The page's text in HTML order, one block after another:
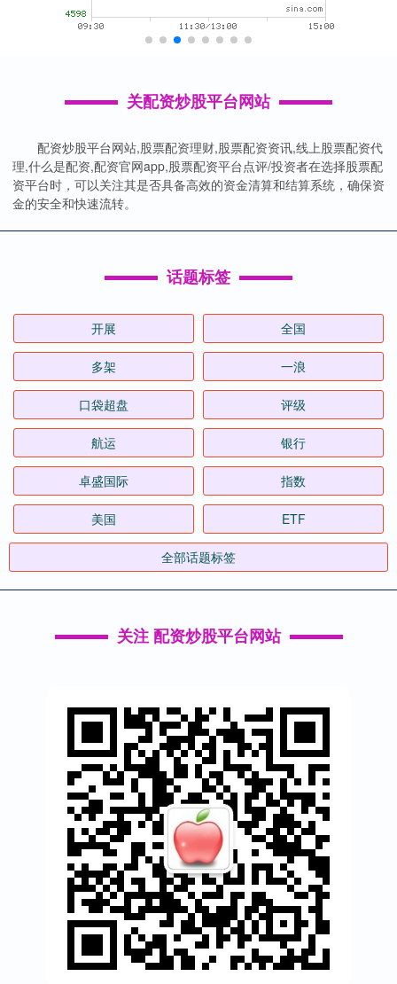
关配资炒股平台网站
配资炒股平台网站,股票配资理财,股票配资资讯,线上股票配资代
理,什么是配资,配资官网app,股票配资平台点评/投资者在选择股票配
资平台时，可以关注其是否具备高效的资金清算和结算系统，确保资
金的安全和快速流转。
话题标签
开展 全国
多架 一浪
口袋超盘 评级
航运 银行
卓盛国际 指数
美国 ETF
全部话题标签
关注 配资炒股平台网站